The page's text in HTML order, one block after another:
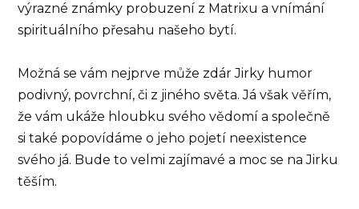
výrazné známky probuzení z Matrixu a vnímání
spirituálního přesahu našeho bytí.
Možná se vám nejprve může zdár Jirky humor
podivný, povrchní, či z jiného světa. Já však věřím,
že vám ukáže hloubku svého vědomí a společně
si také popovídáme o jeho pojetí neexistence
svého já. Bude to velmi zajímavé a moc se na Jirku
těším.